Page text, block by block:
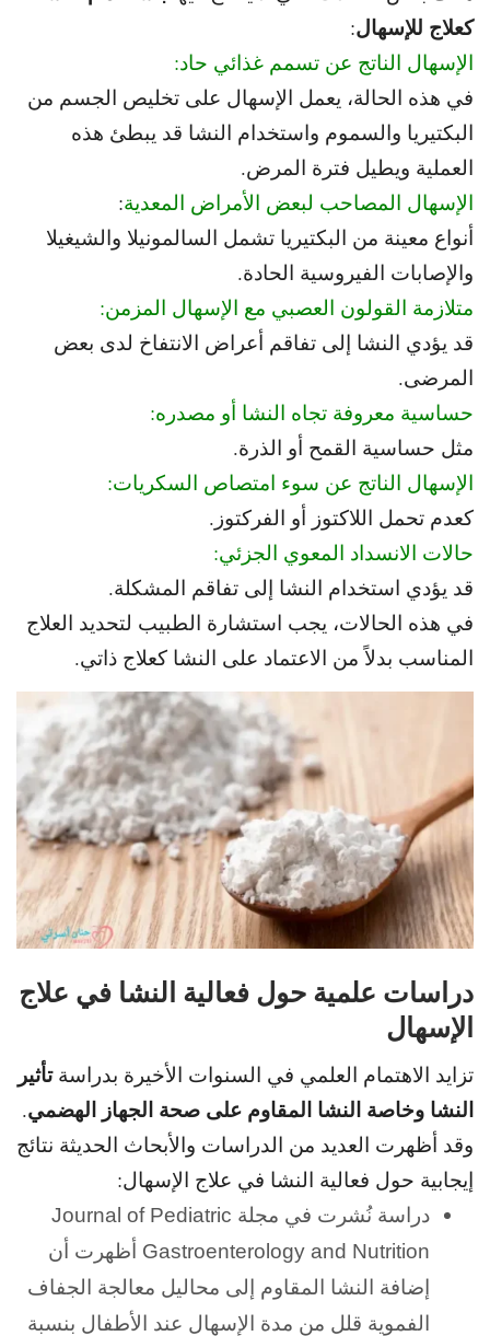
كعلاج للإسهال:
الإسهال الناتج عن تسمم غذائي حاد:
في هذه الحالة، يعمل الإسهال على تخليص الجسم من
البكتيريا والسموم واستخدام النشا قد يبطئ هذه
العملية ويطيل فترة المرض.
الإسهال المصاحب لبعض الأمراض المعدية:
أنواع معينة من البكتيريا تشمل السالمونيلا والشيغيلا
والإصابات الفيروسية الحادة.
متلازمة القولون العصبي مع الإسهال المزمن:
قد يؤدي النشا إلى تفاقم أعراض الانتفاخ لدى بعض
المرضى.
حساسية معروفة تجاه النشا أو مصدره:
مثل حساسية القمح أو الذرة.
الإسهال الناتج عن سوء امتصاص السكريات:
كعدم تحمل اللاكتوز أو الفركتوز.
حالات الانسداد المعوي الجزئي:
قد يؤدي استخدام النشا إلى تفاقم المشكلة.
في هذه الحالات، يجب استشارة الطبيب لتحديد العلاج
المناسب بدلاً من الاعتماد على النشا كعلاج ذاتي.
دراسات علمية حول فعالية النشا في علاج
الإسهال
تزايد الاهتمام العلمي في السنوات الأخيرة بدراسةتأثير
النشا وخاصة النشا المقاوم على صحة الجهاز الهضمي.
وقد أظهرت العديد من الدراسات والأبحاث الحديثة نتائج
إيجابية حول فعالية النشا في علاج الإسهال:
دراسة نُشرت في مجلة Journal of Pediatric
Gastroenterology and Nutrition أظهرت أن
إضافة النشا المقاوم إلى محاليل معالجة الجفاف
الفموية قلل من مدة الإسهال عند الأطفال بنسبة